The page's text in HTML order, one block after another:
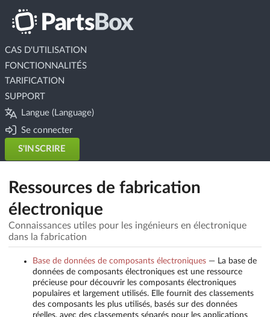
CAS D'UTILISATION
FONCTIONNALITÉS
TARIFICATION
SUPPORT
Langue (Language)
Se connecter
S'INSCRIRE
Ressources de fabrication
électronique
Connaissances utiles pour les ingénieurs en électronique
dans la fabrication
Base de données de composants électroniques — La base de
données de composants électroniques est une ressource
précieuse pour découvrir les composants électroniques
populaires et largement utilisés. Elle fournit des classements
des composants les plus utilisés, basés sur des données
réelles, avec des classements séparés pour les applications